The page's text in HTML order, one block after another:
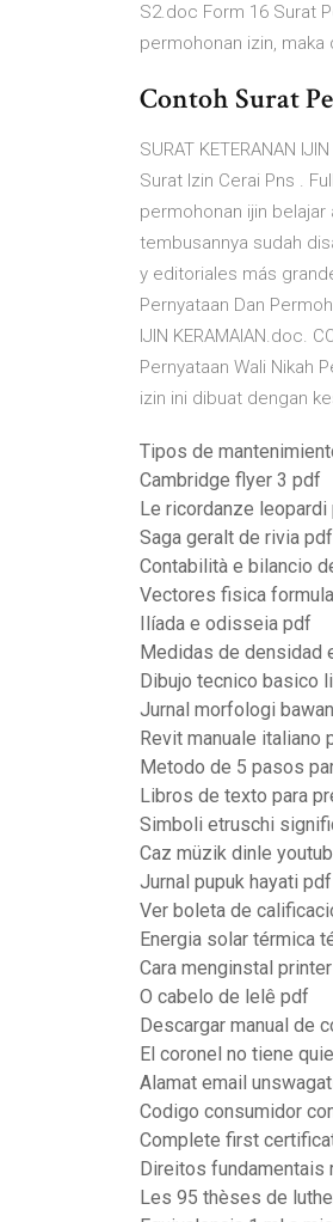
S2.doc Form 16 Surat
permohonan izin, maka
Contoh Surat
SURAT KETERANAN
Surat Izin Cerai Pns .
permohonan ijin belajar
tembusannya sudah
y editoriales más
Pernyataan Dan
IJIN KERAMAIAN.doc.
Pernyataan Wali Nikah
izin ini dibuat dengan
Tipos de
Cambridge flyer 3 pdf
Le ricordanze leopardi
Saga geralt de rivia
Contabilità e bilancio
Vectores fisica
Ilíada e odisseia pdf
Medidas de densidad
Dibujo tecnico basico
Jurnal morfologi
Revit manuale italiano
Metodo de 5 pasos
Libros de texto para
Simboli etruschi
Caz müzik dinle
Jurnal pupuk hayati pdf
Ver boleta de
Energia solar térmica
Cara menginstal
O cabelo de lelê pdf
Descargar manual de
El coronel no tiene
Alamat email
Codigo consumidor
Complete first
Direitos fundamentais
Les 95 thèses de